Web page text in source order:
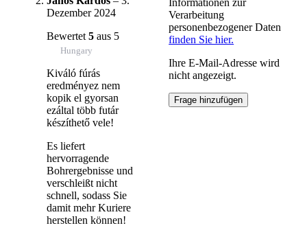
Dezember 2024
Bewertet 5 aus 5
Hungary
Kiváló fúrás
eredményez nem
kopik el gyorsan
ezáltal több futár
készíthető vele!
Es liefert
hervorragende
Bohrergebnisse und
verschleißt nicht
schnell, sodass Sie
damit mehr Kuriere
herstellen können!
Verarbeitung
personenbezogener Daten
finden Sie hier.
Ihre E-Mail-Adresse wird
nicht angezeigt.